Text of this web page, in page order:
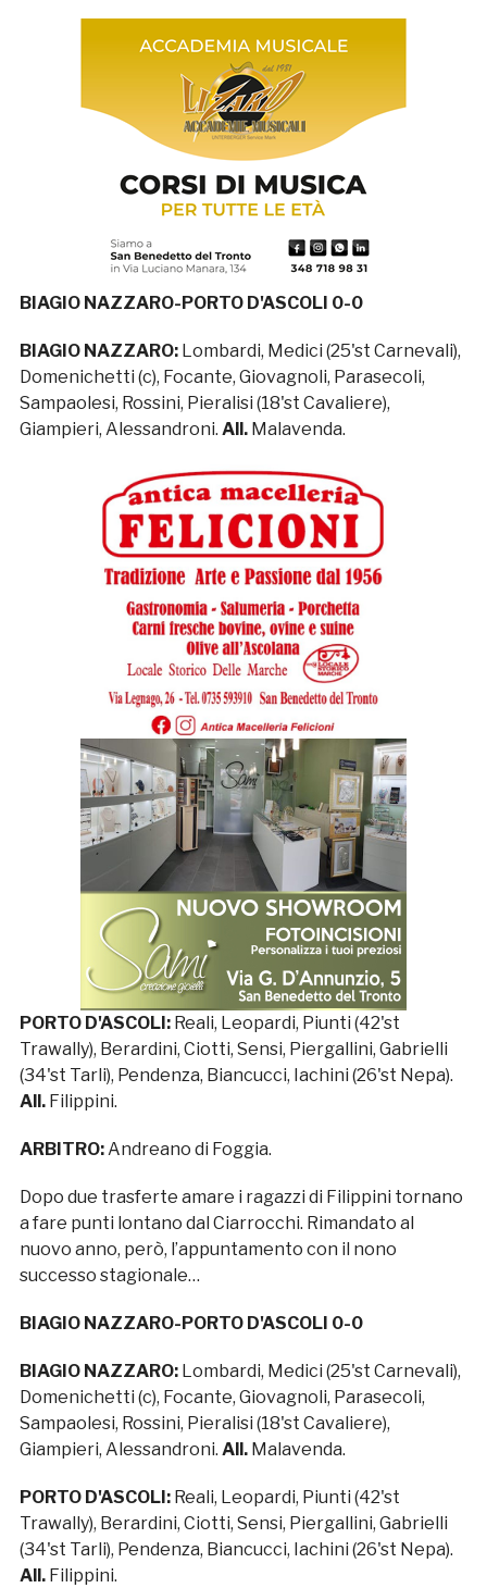
BIAGIO NAZZARO-PORTO D'ASCOLI 0-0
BIAGIO NAZZARO: Lombardi, Medici (25'st Carnevali),
Domenichetti (c), Focante, Giovagnoli, Parasecoli,
Sampaolesi, Rossini, Pieralisi (18'st Cavaliere),
Giampieri, Alessandroni. All.Malavenda.
PORTO D'ASCOLI: Reali, Leopardi, Piunti (42'st
Trawally), Berardini, Ciotti, Sensi, Piergallini, Gabrielli
(34'st Tarli), Pendenza, Biancucci, Iachini (26'st Nepa).
All.Filippini.
ARBITRO:Andreano di Foggia.
Dopo due trasferte amare i ragazzi di Filippini tornano
a fare punti lontano dal Ciarrocchi. Rimandato al
nuovo anno, però, l’appuntamento con il nono
successo stagionale…
BIAGIO NAZZARO-PORTO D'ASCOLI 0-0
BIAGIO NAZZARO: Lombardi, Medici (25'st Carnevali),
Domenichetti (c), Focante, Giovagnoli, Parasecoli,
Sampaolesi, Rossini, Pieralisi (18'st Cavaliere),
Giampieri, Alessandroni. All.Malavenda.
PORTO D'ASCOLI: Reali, Leopardi, Piunti (42'st
Trawally), Berardini, Ciotti, Sensi, Piergallini, Gabrielli
(34'st Tarli), Pendenza, Biancucci, Iachini (26'st Nepa).
All.Filippini.